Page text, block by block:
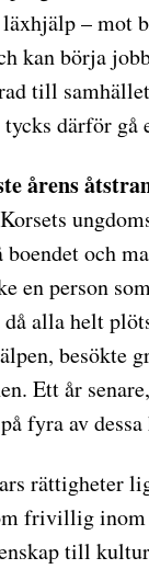
– mot
kan börja
till
därför
årens
boendet och
en person
då alla helt
besökte
Ett år
fyra av dessa
rättigheter
frivillig inom
till